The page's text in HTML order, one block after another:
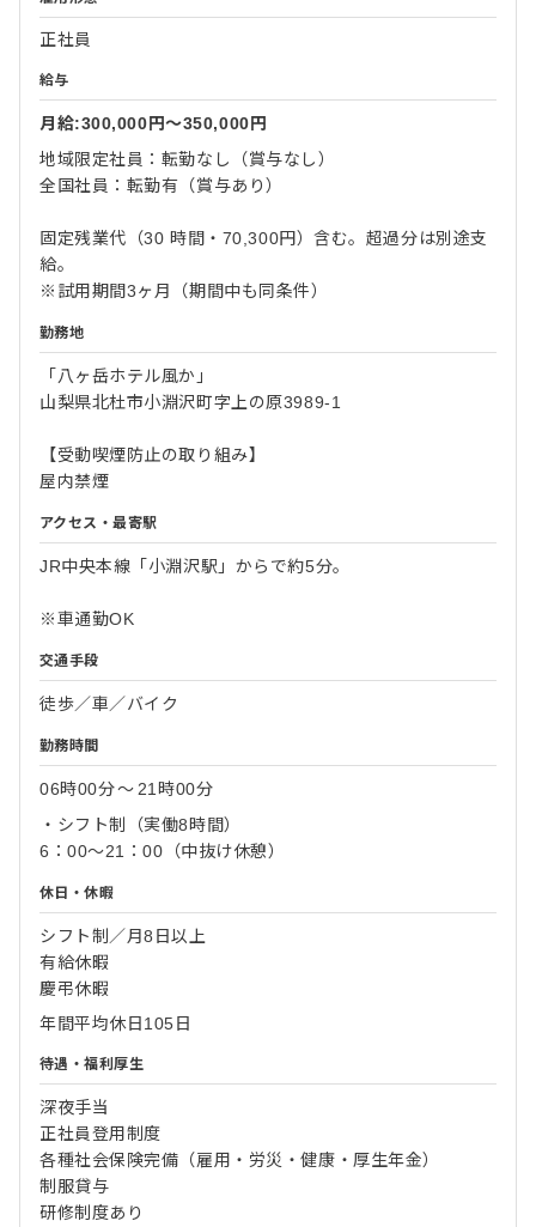
正社員
給与
月給:300,000円〜350,000円
地域限定社員：転勤なし（賞与なし）
全国社員：転勤有（賞与あり）
固定残業代（30 時間・70,300円）含む。超過分は別途支
給。
※試用期間3ヶ月（期間中も同条件）
勤務地
「八ヶ岳ホテル風か」
山梨県北杜市小淵沢町字上の原3989-1
【受動喫煙防止の取り組み】
屋内禁煙
アクセス・最寄駅
JR中央本線「小淵沢駅」からで約5分。
※車通勤OK
交通手段
徒歩／車／バイク
勤務時間
06時00分〜 21時00分
・シフト制（実働8時間）
6：00～21：00（中抜け休憩）
休日・休暇
シフト制／月8日以上
有給休暇
慶弔休暇
年間平均休日105日
待遇・福利厚生
深夜手当
正社員登用制度
各種社会保険完備（雇用・労災・健康・厚生年金）
制服貸与
研修制度あり